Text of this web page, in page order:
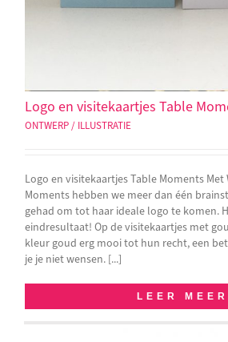
Logo en visitekaartjes Table
ONTWERP / ILLUSTRATIE
Logo en visitekaartjes Table Moments Met
Moments hebben we meer dan één
gehad om tot haar ideale logo te komen.
eindresultaat! Op de visitekaartjes met
kleur goud erg mooi tot hun recht, een
je je niet wensen. [...]
LEER MEER